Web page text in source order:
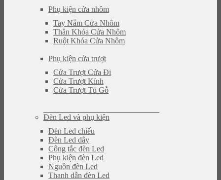
Phụ kiện cửa nhôm
Tay Nắm Cửa Nhôm
Thân Khóa Cửa Nhôm
Ruột Khóa Cửa Nhôm
Phụ kiện cửa trượt
Cửa Trượt Cửa Đi
Cửa Trượt Kính
Cửa Trượt Tủ Gỗ
Đèn Led và phụ kiện
Đèn Led chiếu
Đèn Led dây
Công tắc đèn Led
Phụ kiện đèn Led
Nguồn đèn Led
Thanh dẫn đèn Led